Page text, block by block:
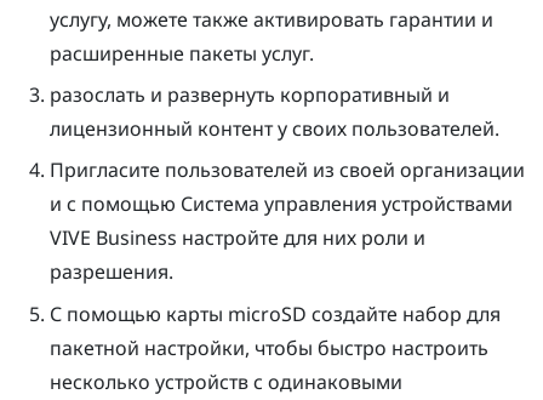
услугу, можете также активировать гарантии и
расширенные пакеты услуг.
разослать и развернуть корпоративный и
лицензионный контент у своих пользователей.
Пригласите пользователей из своей организации
и с помощью Система управления устройствами
VIVE Business настройте для них роли и
разрешения.
С помощью карты microSD создайте набор для
пакетной настройки, чтобы быстро настроить
несколько устройств с одинаковыми